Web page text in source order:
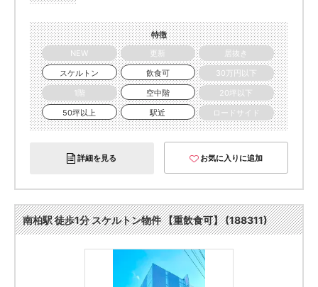
特徴
NEW
更新
居抜き
スケルトン
飲食可
30万円以下
1階
空中階
20坪以下
50坪以上
駅近 ロードサイド
詳細を見る お気に入りに追加
南柏駅 徒歩1分 スケルトン物件 【重飲食可】 (188311)